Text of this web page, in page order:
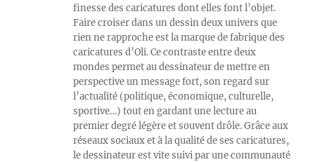
finesse des caricatures dont elles font l’objet.
Faire croiser dans un dessin deux univers que
rien ne rapproche est la marque de fabrique des
caricatures d’Oli. Ce contraste entre deux
mondes permet au dessinateur de mettre en
perspective un message fort, son regard sur
l’actualité (politique, économique, culturelle,
sportive…) tout en gardant une lecture au
premier degré légère et souvent drôle. Grâce aux
réseaux sociaux et à la qualité de ses caricatures,
le dessinateur est vite suivi par une communauté